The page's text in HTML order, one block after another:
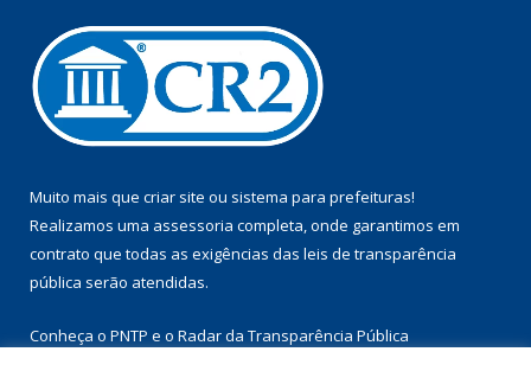
Muito mais que criar site ou sistema para prefeituras!
Realizamos uma assessoria completa, onde garantimos em
contrato que todas as exigências das leis de transparência
pública serão atendidas.
Conheça o PNTP e o Radar da Transparência Pública